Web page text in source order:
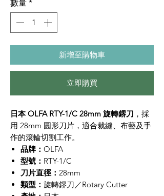
數量 *
新增至購物車
立即購買
日本 OLFA RTY-1/C 28mm 旋轉鎅刀 ，採
用 28mm 圓形刀片，適合裁縫、布藝及手
作的滾輪切割工作。
品牌： OLFA
型號： RTY-1/C
刀片直徑： 28mm
類型： 旋轉鎅刀／Rotary Cutter